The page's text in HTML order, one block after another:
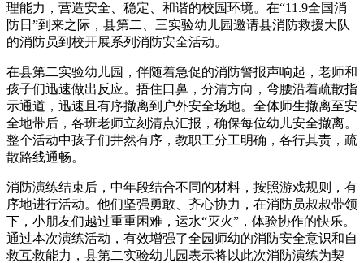
理能力，营造安全、稳定、和谐的校园环境。在“11.9全国消
防日”到来之际，县第二、三实验幼儿园邀请县消防救援大队
的消防员到校开展系列消防安全活动。
在县第二实验幼儿园，伴随着急促的消防警报声响起，老师和
孩子们迅速做出反应。捂住口鼻，分清方向，弯腰沿着疏散指
示通道，迅速且有序撤离到户外安全场地。全体师生撤离至安
全地带后，各班老师立刻清点汇报，确保每位幼儿安全撤离。
整个活动中孩子们井然有序，教职工分工明确，各行其责，疏
散路线通畅。
消防演练结束后，中年段结合不同的材料，按照游戏规则，有
序地进行活动。他们坚强勇敢、齐心协力，在消防员叔叔带领
下，小朋友们越过重重困难，运水“灭火”，体验协作的快乐。
通过本次演练活动，有效增强了全园师幼的消防安全意识和自
救互救能力，县第二实验幼儿园表示将以此次消防演练为契